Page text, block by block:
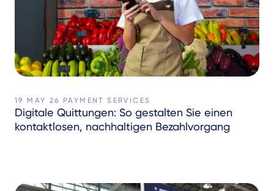
19 MAY 26 PAYMENT SERVICES
Digitale Quittungen: So gestalten Sie einen
kontaktlosen, nachhaltigen Bezahlvorgang